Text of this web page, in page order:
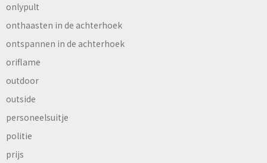
onlypult
onthaasten in de achterhoek
ontspannen in de achterhoek
oriflame
outdoor
outside
personeelsuitje
politie
prijs